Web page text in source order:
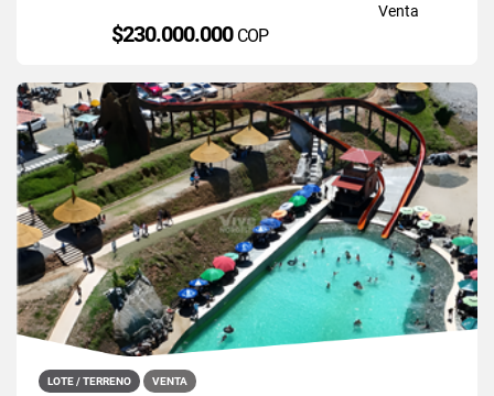
Venta
$230.000.000 COP
LOTE / TERRENO VENTA